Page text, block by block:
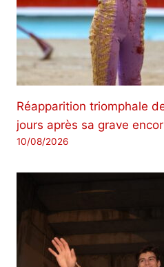
Réapparition triomphale
jours après sa grave
10/08/2026